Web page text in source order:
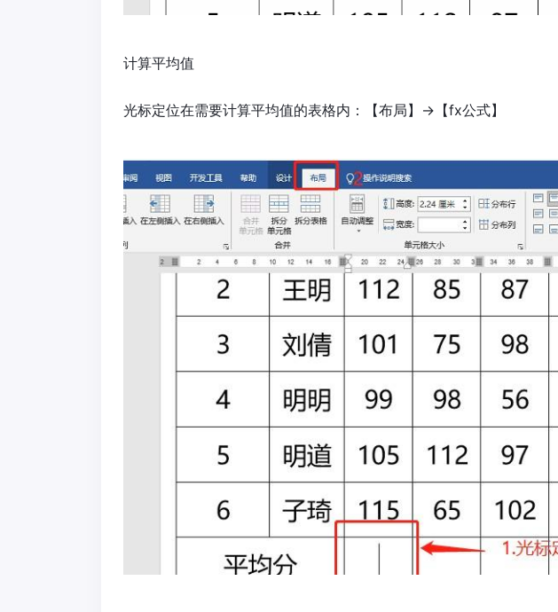
计算平均值
光标定位在需要计算平均值的表格内：【布局】→【fx公式】